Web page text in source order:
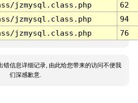
jzmysql.class.php
62
jzmysql.class.php
94
jzmysql.class.php 76
错信息详细记录, 由此给您带来的访问不便我
们深感歉意.